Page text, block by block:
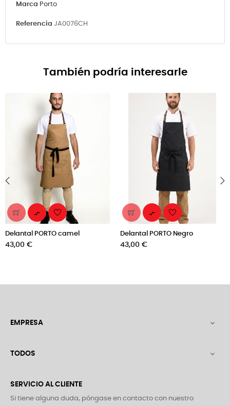
Marca Porto
Referencia JA0076CH
También podría interesarle

Delantal PORTO camel
Precio
43,00 €

Delantal PORTO Negro
Precio
43,00 €
EMPRESA 
TODOS 
SERVICIO AL CLIENTE
Si tiene alguna duda, póngase en contacto con nuestro